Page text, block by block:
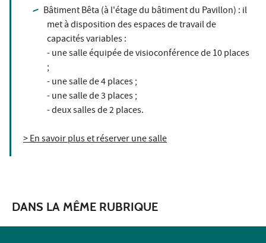
Bâtiment Bêta (à l'étage du bâtiment du Pavillon) : il
met à disposition des espaces de travail de
capacités variables :
- une salle équipée de visioconférence de 10 places
;
- une salle de 4 places ;
- une salle de 3 places ;
- deux salles de 2 places.
> En savoir plus et réserver une salle
DANS LA MÊME RUBRIQUE